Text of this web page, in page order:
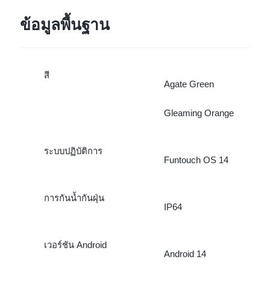
ข้อมูลพื้นฐาน
สี
Agate Green
Gleaming Orange
ระบบปฏิบัติการ
Funtouch OS 14
การกันน้ำกันฝุ่น
IP64
เวอร์ชัน Android
Android 14